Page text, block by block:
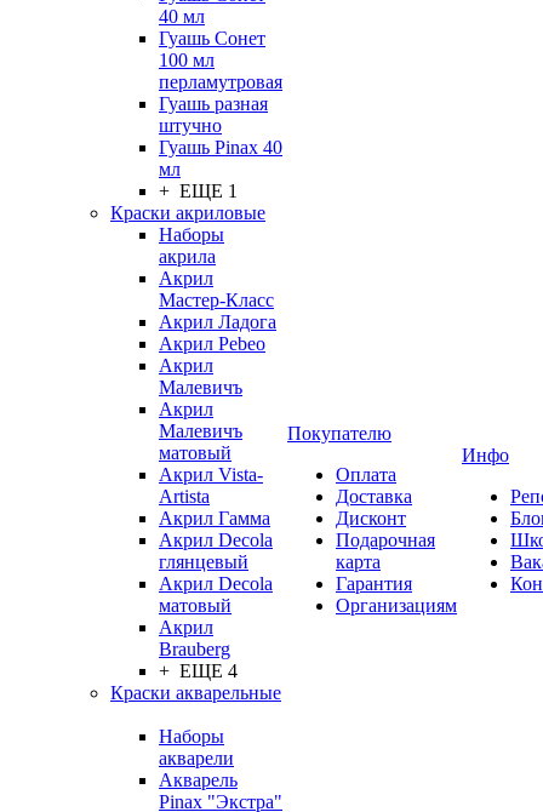
40 мл
Гуашь Сонет
100 мл
перламутровая
Гуашь разная
штучно
Гуашь Pinax 40
мл
+ ЕЩЕ 1
Краски акриловые
Наборы
акрила
Акрил
Мастер-Класс
Акрил Ладога
Акрил Pebeo
Акрил
Малевичъ
Акрил
Малевичъ
матовый
Акрил Vista-
Artista
Акрил Гамма
Акрил Decola
глянцевый
Акрил Decola
матовый
Акрил
Brauberg
+ ЕЩЕ 4
Краски акварельные
Наборы
акварели
Акварель
Pinax "Экстра"
Покупателю
Оплата
Доставка
Дисконт
Подарочная
карта
Гарантия
Организациям
Инфо